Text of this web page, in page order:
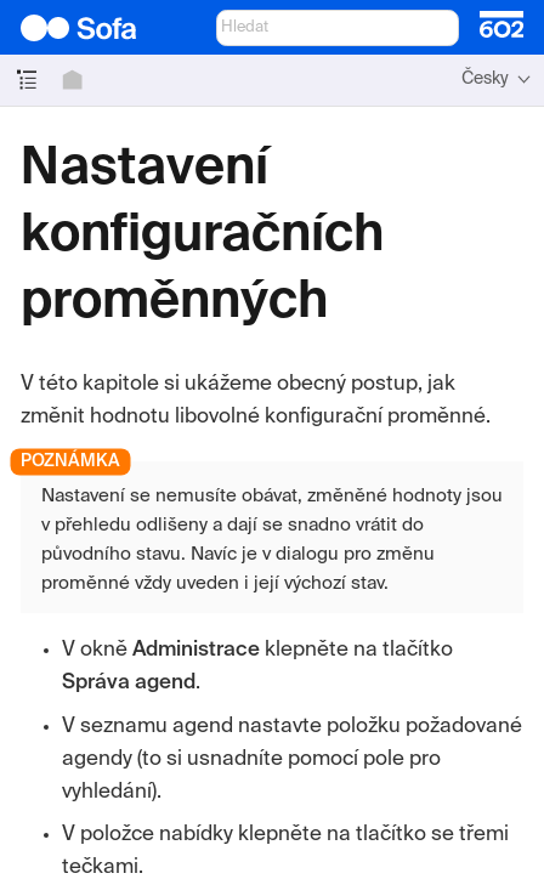
Česky
Nastavení
konfiguračních
proměnných
V této kapitole si ukážeme obecný postup, jak
změnit hodnotu libovolné konfigurační proměnné.
Nastavení se nemusíte obávat, změněné hodnoty jsou
v přehledu odlišeny a dají se snadno vrátit do
původního stavu. Navíc je v dialogu pro změnu
proměnné vždy uveden i její výchozí stav.
V okně Administrace klepněte na tlačítko
Správa agend.
V seznamu agend nastavte položku požadované
agendy (to si usnadníte pomocí pole pro
vyhledání).
V položce nabídky klepněte na tlačítko se třemi
tečkami.